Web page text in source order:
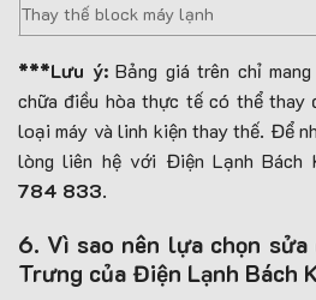
Thay thế block máy lạnh
***Lưu ý:Bảng giá trên chỉ
chữa điều hòa thực tế có thể thay
loại máy và linh kiện thay thế. Để
lòng liên hệ với Điện Lạnh Bách
784 833.
6. Vì sao nên lựa chọn
Trưng của Điện Lạnh Bách